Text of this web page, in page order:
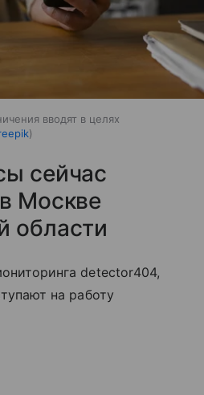
вводят в целях
сейчас
Москве
области
detector404,
на работу